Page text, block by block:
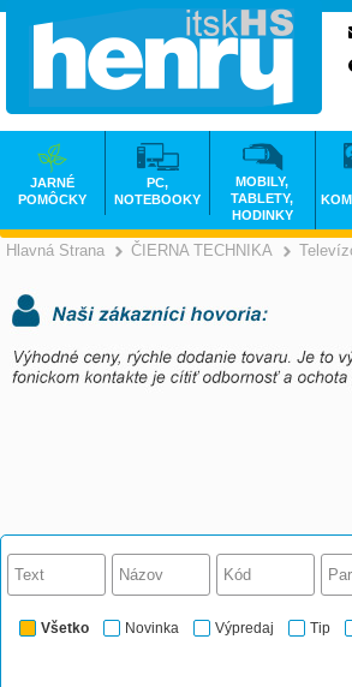
Hlavná Strana >
ČIERNA TECHNIKA
Všetko Novinka Výpredaj Tip
JARNÉ
POMÔCKY
PC,
NOTEBOOKY
MOBILY,
TABLETY,
HODINKY